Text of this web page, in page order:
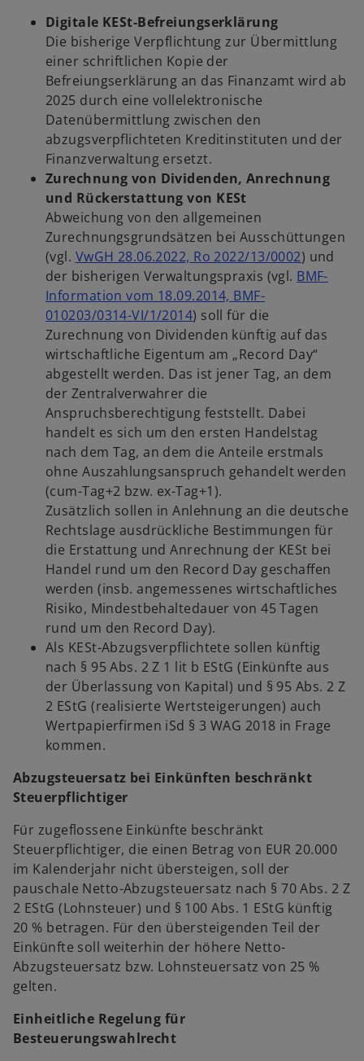
Digitale KESt-Befreiungserklärung
Die bisherige Verpflichtung zur Übermittlung
einer schriftlichen Kopie der
Befreiungserklärung an das Finanzamt wird ab
2025 durch eine vollelektronische
Datenübermittlung zwischen den
abzugsverpflichteten Kreditinstituten und der
Finanzverwaltung ersetzt.
Zurechnung von Dividenden, Anrechnung
und Rückerstattung von KESt
Abweichung von den allgemeinen
Zurechnungsgrundsätzen bei Ausschüttungen
(vgl. VwGH 28.06.2022, Ro 2022/13/0002) und
der bisherigen Verwaltungspraxis (vgl. BMF-
Information vom 18.09.2014, BMF-
010203/0314-VI/1/2014) soll für die
Zurechnung von Dividenden künftig auf das
wirtschaftliche Eigentum am „Record Day“
abgestellt werden. Das ist jener Tag, an dem
der Zentralverwahrer die
Anspruchsberechtigung feststellt. Dabei
handelt es sich um den ersten Handelstag
nach dem Tag, an dem die Anteile erstmals
ohne Auszahlungsanspruch gehandelt werden
(cum-Tag+2 bzw. ex-Tag+1).
Zusätzlich sollen in Anlehnung an die deutsche
Rechtslage ausdrückliche Bestimmungen für
die Erstattung und Anrechnung der KESt bei
Handel rund um den Record Day geschaffen
werden (insb. angemessenes wirtschaftliches
Risiko, Mindestbehaltedauer von 45 Tagen
rund um den Record Day).
Als KESt-Abzugsverpflichtete sollen künftig
nach § 95 Abs. 2 Z 1 lit b EStG (Einkünfte aus
der Überlassung von Kapital) und § 95 Abs. 2 Z
2 EStG (realisierte Wertsteigerungen) auch
Wertpapierfirmen iSd § 3 WAG 2018 in Frage
kommen.
Abzugsteuersatz bei Einkünften beschränkt
Steuerpflichtiger
Für zugeflossene Einkünfte beschränkt
Steuerpflichtiger, die einen Betrag von EUR 20.000
im Kalenderjahr nicht übersteigen, soll der
pauschale Netto-Abzugsteuersatz nach § 70 Abs. 2 Z
2 EStG (Lohnsteuer) und § 100 Abs. 1 EStG künftig
20 % betragen. Für den übersteigenden Teil der
Einkünfte soll weiterhin der höhere Netto-
Abzugsteuersatz bzw. Lohnsteuersatz von 25 %
gelten.
Einheitliche Regelung für
Besteuerungswahlrecht